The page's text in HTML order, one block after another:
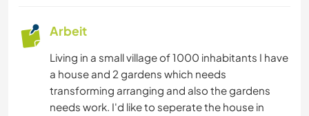
Arbeit
Living in a small village of 1000 inhabitants I have
a house and 2 gardens which needs
transforming arranging and also the gardens
needs work. I'd like to seperate the house in